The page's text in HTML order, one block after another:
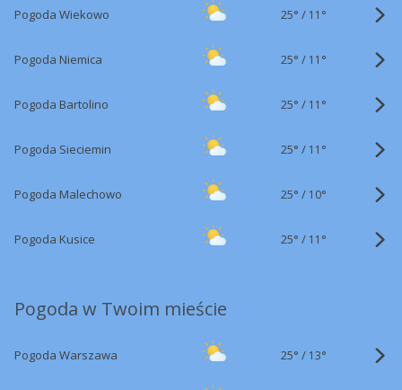
Pogoda Wiekowo 25° / 11°
Pogoda Niemica 25° / 11°
Pogoda Bartolino 25° / 11°
Pogoda Sieciemin 25° / 11°
Pogoda Malechowo 25° / 10°
Pogoda Kusice 25° / 11°
Pogoda w Twoim mieście
Pogoda Warszawa 25° / 13°